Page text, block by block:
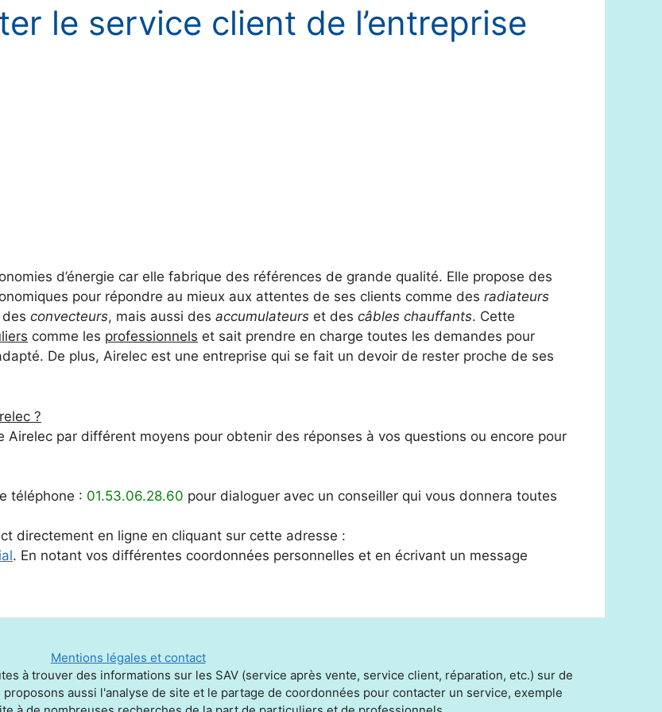
le service client de l’entreprise
d’énergie car elle fabrique des références de grande qualité. Elle propose des
pour répondre au mieux aux attentes de ses clients comme des radiateurs
des convecteurs, mais aussi des accumulateurs et des câbles chauffants. Cette
comme les professionnels et sait prendre en charge toutes les demandes pour
De plus, Airelec est une entreprise qui se fait un devoir de rester proche de ses
?
Airelec par différent moyens pour obtenir des réponses à vos questions ou encore pour
téléphone : 01.53.06.28.60 pour dialoguer avec un conseiller qui vous donnera toutes
directement en ligne en cliquant sur cette adresse :
. En notant vos différentes coordonnées personnelles et en écrivant un message
Mentions légales et contact
à trouver des informations sur les SAV (service après vente, service client, réparation, etc.) sur de
proposons aussi l'analyse de site et le partage de coordonnées pour contacter un service, exemple